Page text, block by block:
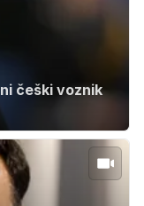
češki voznik